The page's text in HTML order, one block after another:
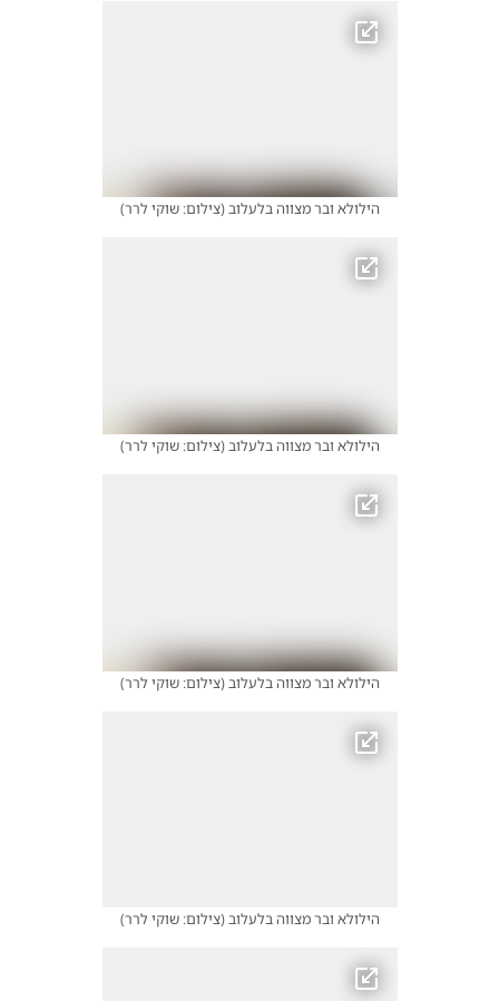
הילולא ובר מצווה בלעלוב(צילום: שוקי לרר)
הילולא ובר מצווה בלעלוב(צילום: שוקי לרר)
הילולא ובר מצווה בלעלוב (צילום: שוקי לרר)
הילולא ובר מצווה בלעלוב(צילום: שוקי לרר)